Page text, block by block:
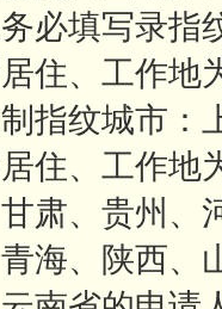
必填写录指
住、工作地
指纹城市：
住、工作地
肃、贵州、
海、陕西、